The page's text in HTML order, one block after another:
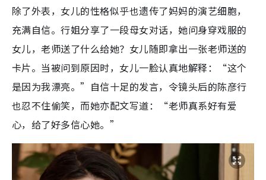
除了外表，女儿的性格似乎也遗传了妈妈的演艺细胞，
充满自信。行姐分享了一段母女对话，她问身穿戏服的
女儿，老师送了什么给她？女儿随即拿出一张老师送的
卡片。当被问到原因时，女儿一脸认真地解释：“这个
是因为我漂亮。”自信十足的发言，令镜头后的陈彦行
也忍不住偷笑，而她亦配文写道：“老师真系好有爱
心，给了好多信心她。”